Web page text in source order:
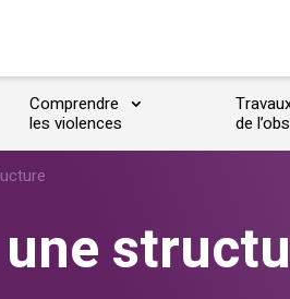
Comprendre
les violences
de